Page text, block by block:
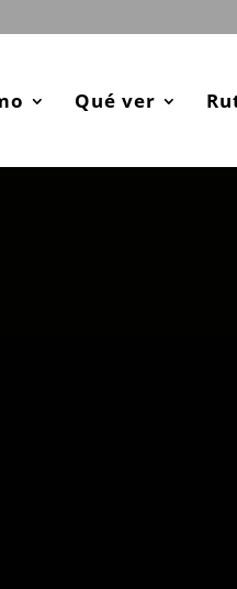
Qué ver